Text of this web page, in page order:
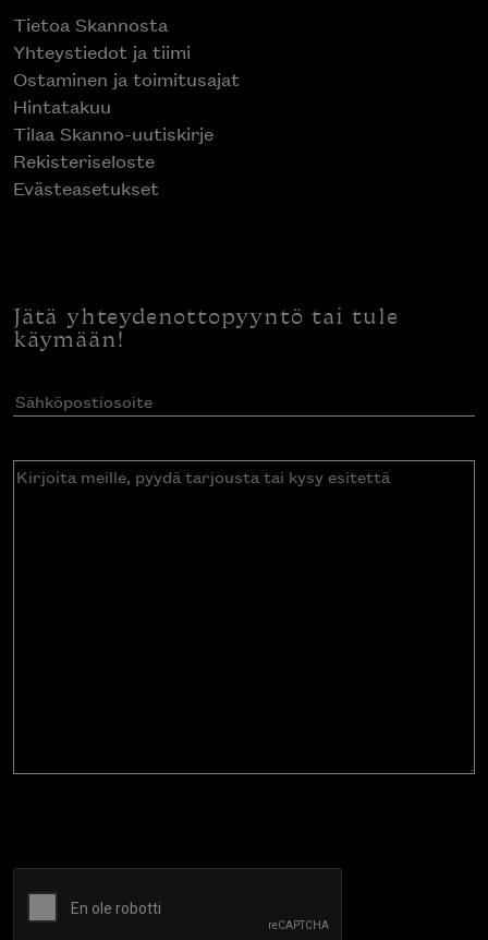
Tietoa Skannosta
Yhteystiedot ja tiimi
Ostaminen ja toimitusajat
Hintatakuu
Tilaa Skanno-uutiskirje
Rekisteriseloste
Evästeasetukset
Jätä yhteydenottopyyntö tai tule
käymään!
Sähköpostiosoite(Pakollinen)
Kirjoita